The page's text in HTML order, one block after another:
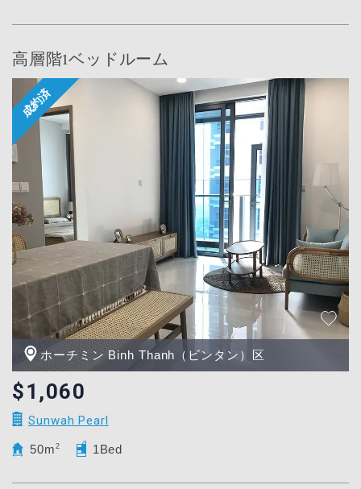
高層階1ベッドルーム
ホーチミン Binh Thanh（ビンタン）区
$1,060
Sunwah Pearl
50m 2 1Bed